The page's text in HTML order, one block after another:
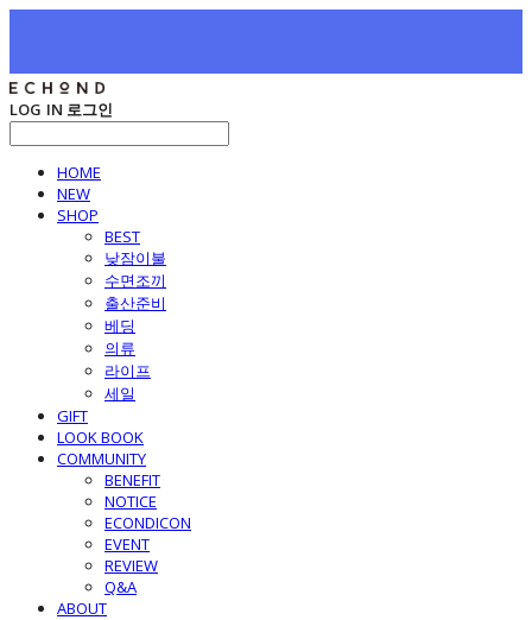
LOG IN 로그인
HOME
NEW
SHOP
BEST
낮잠이불
수면조끼
출산준비
베딩
의류
라이프
세일
GIFT
LOOK BOOK
COMMUNITY
BENEFIT
NOTICE
ECONDICON
EVENT
REVIEW
Q&A
ABOUT